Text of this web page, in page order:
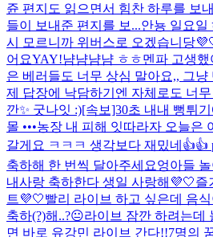
쥰 편지도 읽으면서 힘찬 하루를 보
들이 보내준 편지를 보...안뇽 일요일
시 모르니까 위버스로 오겠습니당
어요YAY!냠냠냠냠 ㅎㅎ멘파 고생
은 베러들도 너무 상심 말아요,, 그
제 답장에 낙담하기엔 자체로도 너
깐✨ 굿나잇 :)[속보]30초 내내 뻥튀
몰 •••농장 내 피해 잇따라자 오늘은
갈게요 ㅋㅋㅋ 생각보다 재밌네👍👍
축하해 한 번씩 달아주세요엉아들
내사랑 축하한다 생일 사랑해💜🤍즐
트💜🤍빨리 라이브 하고 싶은데 음
축하(?)해..?😐라이브 잠깐 하려는데
면 바로 유강민 라이브 간다!!7명의